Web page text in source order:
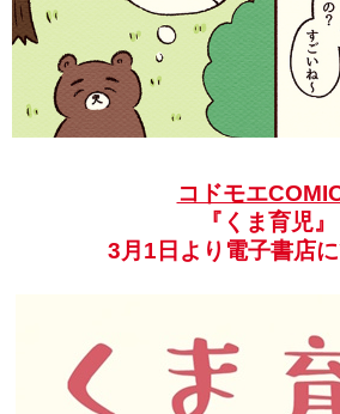
コドモエ
『くま育児』
3月1日より電子書店に